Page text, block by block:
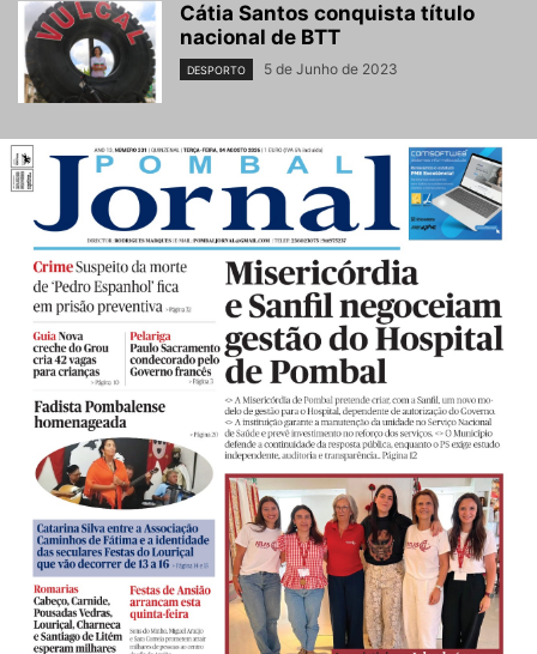
Cátia Santos conquista título
nacional de BTT
DESPORTO 5 de Junho de 2023